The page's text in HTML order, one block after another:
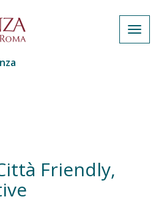
Friendly,